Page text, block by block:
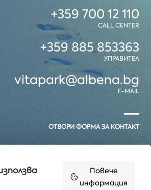
+359 700 12 110
CALL CENTER
+359 885 853363
УПРАВИТЕЛ
vitapark@albena.bg
E-MAIL
ОТВОРИ ФОРМА ЗА КОНТАКТ
Повече
информация